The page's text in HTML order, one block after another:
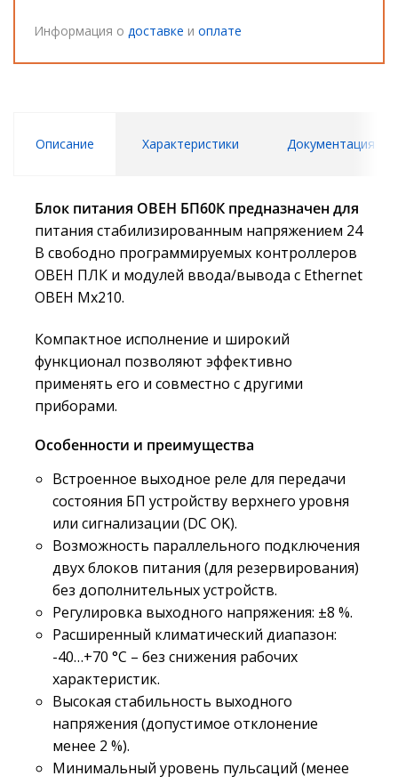
Информация о доставке и оплате
Описание Характеристики Документация
Блок питания ОВЕН БП60К предназначен для
питания стабилизированным напряжением 24
В свободно программируемых контроллеров
ОВЕН ПЛК и модулей ввода/вывода с Ethernet
ОВЕН Мх210.
Компактное исполнение и широкий
функционал позволяют эффективно
применять его и совместно с другими
приборами.
Особенности и преимущества
Встроенное выходное реле для передачи
состояния БП устройству верхнего уровня
или сигнализации (DC OK).
Возможность параллельного подключения
двух блоков питания (для резервирования)
без дополнительных устройств.
Регулировка выходного напряжения: ±8 %.
Расширенный климатический диапазон:
-40…+70 °С – без снижения рабочих
характеристик.
Высокая стабильность выходного
напряжения (допустимое отклонение
менее 2 %).
Минимальный уровень пульсаций (менее